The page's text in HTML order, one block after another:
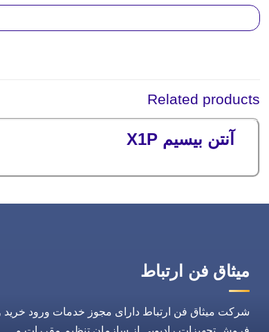
Related products
آنتن بیسیم X1P
میثاق فن ارتباط
شرکت میثاق فن ارتباط دارای مجوز خدمات ورود خرید